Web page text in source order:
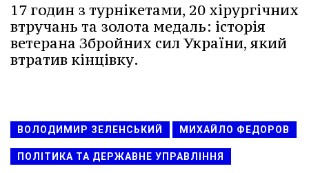
17 годин з турнікетами, 20 хірургічних
втручань та золота медаль: історія
ветерана Збройних сил України, який
втратив кінцівку.
ВОЛОДИМИР ЗЕЛЕНСЬКИЙ МИХАЙЛО ФЕДОРОВ
ПОЛІТИКА ТА ДЕРЖАВНЕ УПРАВЛІННЯ